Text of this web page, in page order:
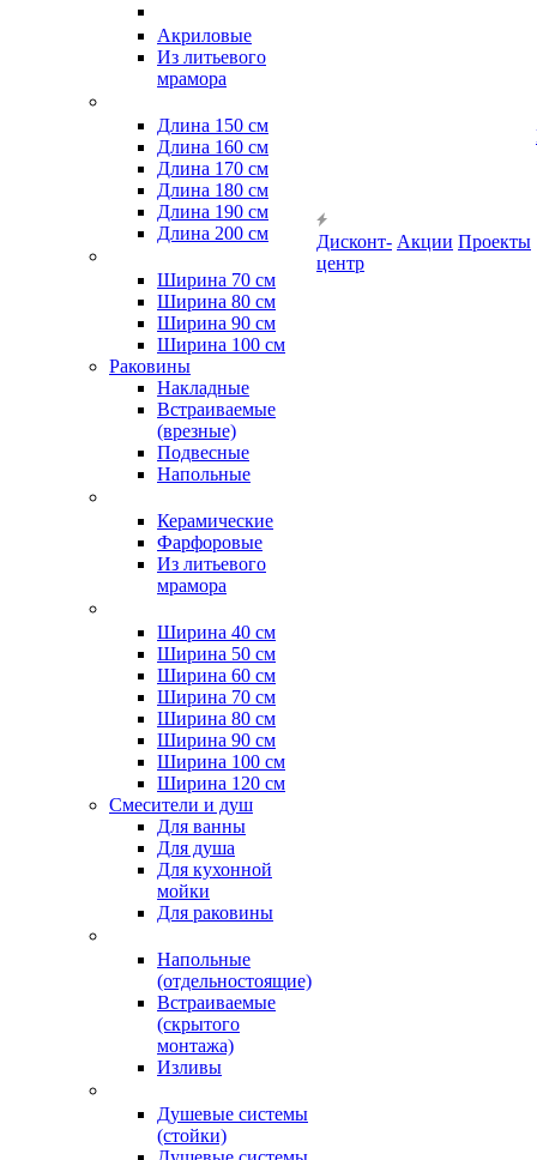
Акриловые
Из литьевого
мрамора
Длина 150 см
Длина 160 см
Длина 170 см
Длина 180 см
Длина 190 см
Длина 200 см
Ширина 70 см
Ширина 80 см
Ширина 90 см
Ширина 100 см
Раковины
Накладные
Встраиваемые
(врезные)
Подвесные
Напольные
Керамические
Фарфоровые
Из литьевого
мрамора
Ширина 40 см
Ширина 50 см
Ширина 60 см
Ширина 70 см
Ширина 80 см
Ширина 90 см
Ширина 100 см
Ширина 120 см
Смесители и душ
Для ванны
Для душа
Для кухонной
мойки
Для раковины
Напольные
(отдельностоящие)
Встраиваемые
(скрытого
монтажа)
Изливы
Душевые системы
(стойки)
Дисконт-
центр
Акции Проекты